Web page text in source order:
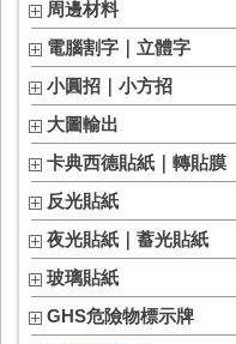
周邊材料
電腦割字｜立體字
小圓招｜小方招
大圖輸出
卡典西德貼紙｜轉貼膜
反光貼紙
夜光貼紙｜蓄光貼紙
玻璃貼紙
GHS危險物標示牌